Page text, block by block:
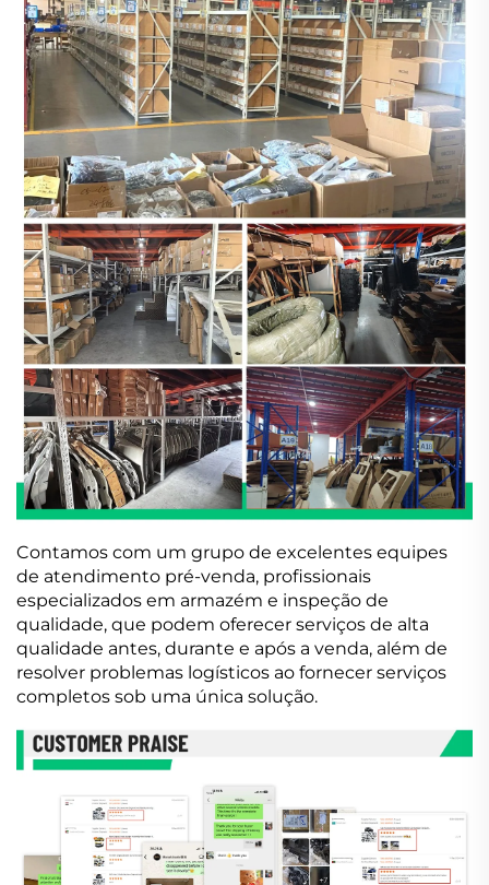
Contamos com um grupo de excelentes equipes
de atendimento pré-venda, profissionais
especializados em armazém e inspeção de
qualidade, que podem oferecer serviços de alta
qualidade antes, durante e após a venda, além de
resolver problemas logísticos ao fornecer serviços
completos sob uma única solução.